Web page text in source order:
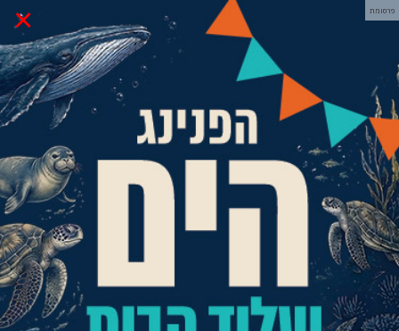
× פרסומת